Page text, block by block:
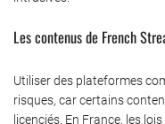
Les contenus de French
Utiliser des plateformes
risques, car certains
licenciés. En France, les